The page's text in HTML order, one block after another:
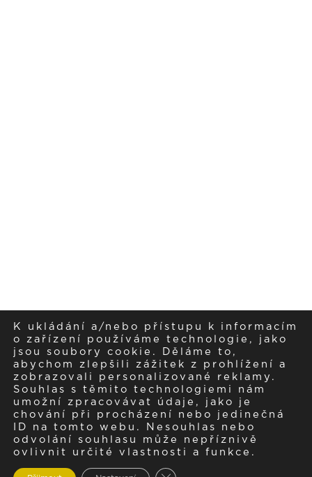
K ukládání a/nebo přístupu k informacím
o zařízení používáme technologie, jako
jsou soubory cookie. Děláme to,
abychom zlepšili zážitek z prohlížení a
zobrazovali personalizované reklamy.
Souhlas s těmito technologiemi nám
umožní zpracovávat údaje, jako je
chování při procházení nebo jedinečná
ID na tomto webu. Nesouhlas nebo
odvolání souhlasu může nepříznivě
ovlivnit určité vlastnosti a funkce.